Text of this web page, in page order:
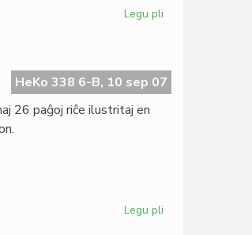
Legu pli
en
duobla
HeKo 338 6-B, 10 sep 07
26 paĝoj riĉe ilustritaj en
Legu pli